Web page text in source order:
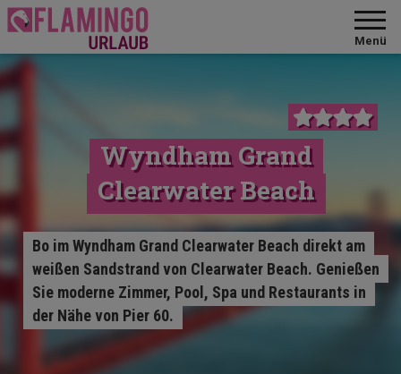
Menü
Wyndham Grand
Clearwater Beach
Bo im Wyndham Grand Clearwater Beach direkt am
weißen Sandstrand von Clearwater Beach. Genießen
Sie moderne Zimmer, Pool, Spa und Restaurants in
der Nähe von Pier 60.